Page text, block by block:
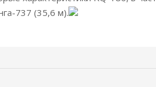
737 (35,6 м).